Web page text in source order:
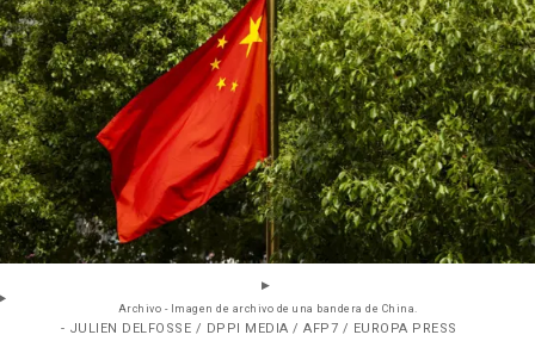
Archivo - Imagen de archivo de una bandera de China.
- JULIEN DELFOSSE / DPPI MEDIA / AFP7 / EUROPA PRESS